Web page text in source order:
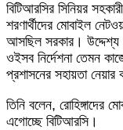
বিটিআরসির সিনিয়র
শরণার্থীদের মোবাইল
আসছিল সরকার। উদ্দেশ্য
ওইসব নির্দেশনা তেমন
প্রশাসনের সহায়তা নেয়ার
তিনি বলেন, রোহিঙ্গাদের
এগোচ্ছে বিটিআরসি।